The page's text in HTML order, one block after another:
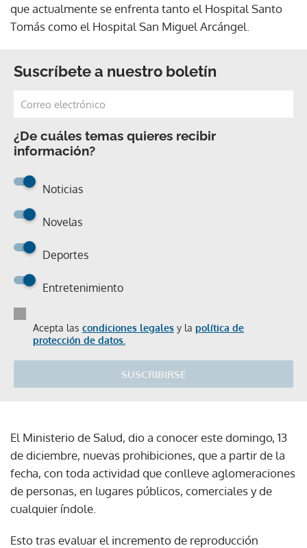
que actualmente se enfrenta tanto el Hospital Santo
Tomás como el Hospital San Miguel Arcángel.
Suscríbete a nuestro boletín
¿De cuáles temas quieres recibir
información?
Noticias
Novelas
Deportes
Entretenimiento
Acepta las condiciones legales y la política de
protección de datos.
SUSCRIBIRSE
El Ministerio de Salud, dio a conocer este domingo, 13
de diciembre, nuevas prohibiciones, que a partir de la
fecha, con toda actividad que conlleve aglomeraciones
de personas, en lugares públicos, comerciales y de
cualquier índole.
Esto tras evaluar el incremento de reproducción